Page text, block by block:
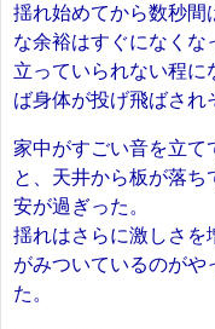
揺れ始めてから数秒間
な余裕はすぐになくな
立っていられない程
ば身体が投げ飛ばされ
家中がすごい音を立て
と、天井から板が落
安が過ぎった。
揺れはさらに激しさを
がみついているのがや
た。